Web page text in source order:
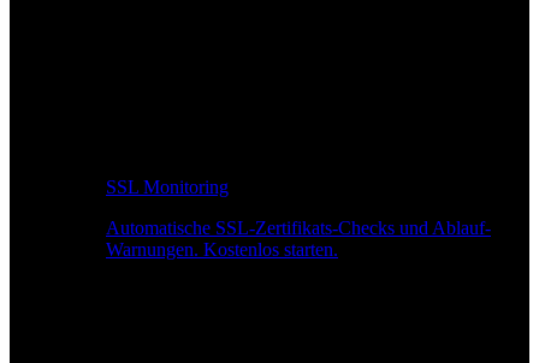
SSL Monitoring
Automatische SSL-Zertifikats-Checks und Ablauf-
Warnungen. Kostenlos starten.